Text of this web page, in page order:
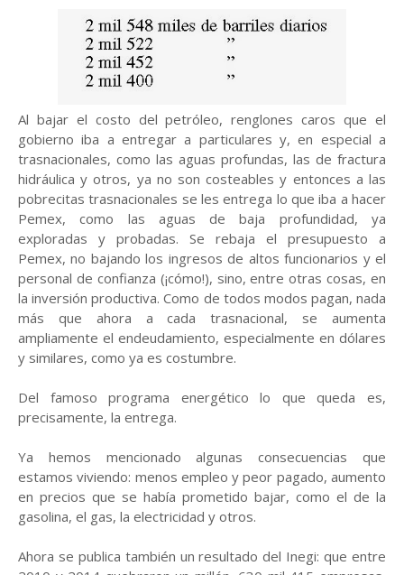
Al bajar el costo del petróleo, renglones caros que el
gobierno iba a entregar a particulares y, en especial a
trasnacionales, como las aguas profundas, las de fractura
hidráulica y otros, ya no son costeables y entonces a las
pobrecitas trasnacionales se les entrega lo que iba a hacer
Pemex, como las aguas de baja profundidad, ya
exploradas y probadas. Se rebaja el presupuesto a
Pemex, no bajando los ingresos de altos funcionarios y el
personal de confianza (¡cómo!), sino, entre otras cosas, en
la inversión productiva. Como de todos modos pagan, nada
más que ahora a cada trasnacional, se aumenta
ampliamente el endeudamiento, especialmente en dólares
y similares, como ya es costumbre.
Del famoso programa energético lo que queda es,
precisamente, la entrega.
Ya hemos mencionado algunas consecuencias que
estamos viviendo: menos empleo y peor pagado, aumento
en precios que se había prometido bajar, como el de la
gasolina, el gas, la electricidad y otros.
Ahora se publica también un resultado del Inegi: que entre